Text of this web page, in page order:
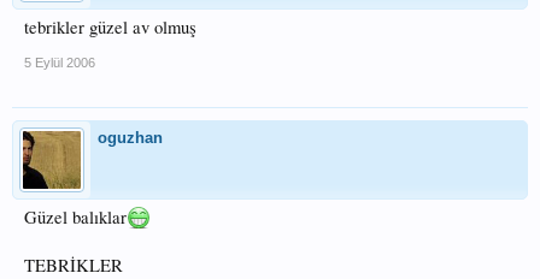
tebrikler güzel av olmuş
5 Eylül 2006
oguzhan
Güzel balıklar
TEBRİKLER